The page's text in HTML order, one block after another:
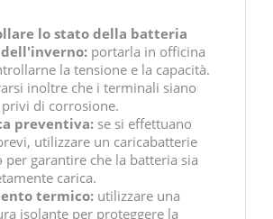
lo stato della batteria
portarla in officina
la tensione e la capacità.
inoltre che i terminali siano
di corrosione.
preventiva: se si effettuano
utilizzare un caricabatterie
per garantire che la batteria sia
carica.
termico: utilizzare una
isolante per proteggere la